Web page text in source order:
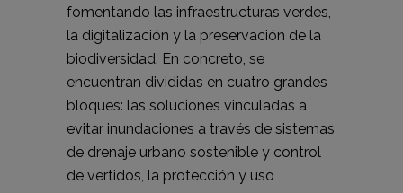
fomentando las infraestructuras verdes,
la digitalización y la preservación de la
biodiversidad. En concreto, se
encuentran divididas en cuatro grandes
bloques: las soluciones vinculadas a
evitar inundaciones a través de sistemas
de drenaje urbano sostenible y control
de vertidos, la protección y uso